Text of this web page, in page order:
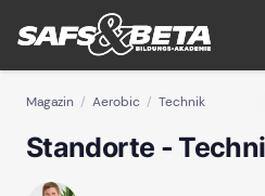
Magazin Aerobic Technik
Standorte -